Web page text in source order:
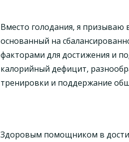
Вместо голодания, я призываю
основанный на
факторами для достижения и
калорийный дефицит,
тренировки и поддержание
Здоровым помощником в